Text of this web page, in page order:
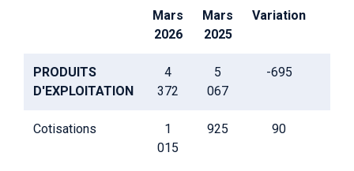
Mars
2026
Mars
2025
Variation
PRODUITS
D'EXPLOITATION
4
372
5
067
-695
Cotisations
1
015
925 90